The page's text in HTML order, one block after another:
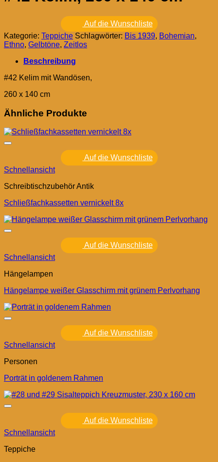
Auf die Wunschliste
Kategorie: Teppiche Schlagwörter: Bis 1939, Bohemian,
Ethno, Gelbtöne, Zeitlos
Beschreibung
#42 Kelim mit Wandösen,
260 x 140 cm
Ähnliche Produkte
Auf die Wunschliste
Schnellansicht
Schreibtischzubehör Antik
Schließfachkassetten vernickelt 8x
Auf die Wunschliste
Schnellansicht
Hängelampen
Hängelampe weißer Glasschirm mit grünem Perlvorhang
Auf die Wunschliste
Schnellansicht
Personen
Porträt in goldenem Rahmen
Auf die Wunschliste
Schnellansicht
Teppiche